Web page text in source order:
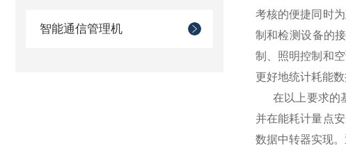
智能通信管理机
考核的便捷同时
制和检测设备的
制、照明控制和
更好地统计耗能
在以上要求的基
并在能耗计量点
数据中转器实现